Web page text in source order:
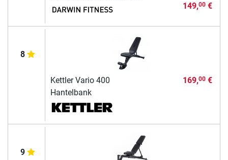
149,00€
8
Kettler Vario 400
Hantelbank
169,00€
9